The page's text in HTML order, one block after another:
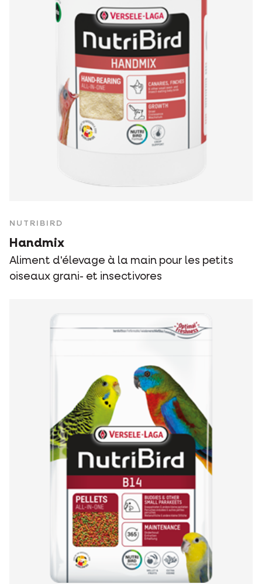
NUTRIBIRD
Handmix
Aliment d'élevage à la main pour les petits
oiseaux grani- et insectivores